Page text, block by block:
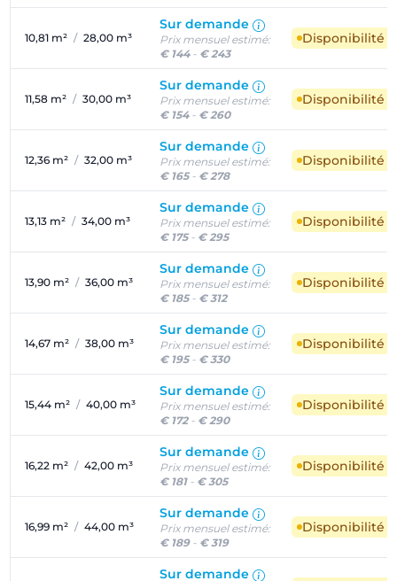
10,81 m² / 28,00 m³
Sur demande
Prix mensuel estimé:
€ 144- € 243
Disponibilité
11,58 m² / 30,00 m³
Sur demande
Prix mensuel estimé:
€ 154- € 260
Disponibilité
12,36 m² / 32,00 m³
Sur demande
Prix mensuel estimé:
€ 165- € 278
Disponibilité
13,13 m² / 34,00 m³
Sur demande
Prix mensuel estimé:
€ 175- € 295
Disponibilité
13,90 m² / 36,00 m³
Sur demande
Prix mensuel estimé:
€ 185- € 312
Disponibilité
14,67 m² / 38,00 m³
Sur demande
Prix mensuel estimé:
€ 195- € 330
Disponibilité
15,44 m² / 40,00 m³
Sur demande
Prix mensuel estimé:
€ 172- € 290
Disponibilité
16,22 m² / 42,00 m³
Sur demande
Prix mensuel estimé:
€ 181- € 305
Disponibilité
16,99 m² / 44,00 m³
Sur demande
Prix mensuel estimé:
€ 189- € 319
Disponibilité
Sur demande